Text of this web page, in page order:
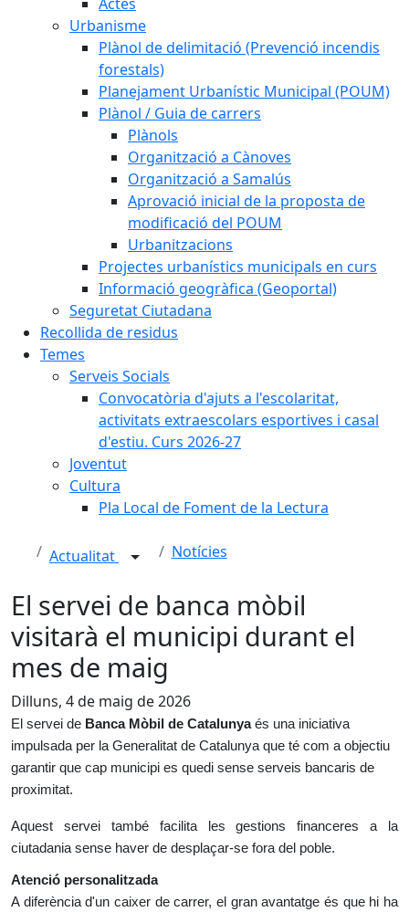
Urbanisme
Plànol de delimitació (Prevenció incendis
forestals)
Planejament Urbanístic Municipal (POUM)
Plànol / Guia de carrers
Plànols
Organització a Cànoves
Organització a Samalús
Aprovació inicial de la proposta de
modificació del POUM
Urbanitzacions
Projectes urbanístics municipals en curs
Informació geogràfica (Geoportal)
Seguretat Ciutadana
Recollida de residus
Temes
Serveis Socials
Convocatòria d'ajuts a l'escolaritat,
activitats extraescolars esportives i casal
d'estiu. Curs 2026-27
Joventut
Cultura
Pla Local de Foment de la Lectura
Actualitat Notícies
El servei de banca mòbil
visitarà el municipi durant el
mes de maig
Dilluns, 4 de maig de 2026
El servei de Banca Mòbil de Catalunyaés una iniciativa
impulsada per la Generalitat de Catalunya que té com a objectiu
garantir que cap municipi es quedi sense serveis bancaris de
proximitat.
Aquest servei també facilita les gestions financeres a la
ciutadania sense haver de desplaçar-se fora del poble.
Atenció personalitzada
A diferència d'un caixer de carrer, el gran avantatge és que hi ha